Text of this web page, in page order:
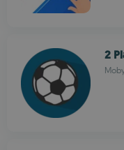
2